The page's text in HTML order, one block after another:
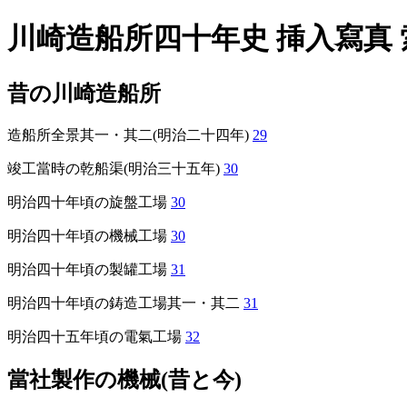
川崎造船所四十年史 挿入寫真
昔の川崎造船所
造船所全景其一・其二(明治二十四年) 29
竣工當時の乾船渠(明治三十五年) 30
明治四十年頃の旋盤工場 30
明治四十年頃の機械工場 30
明治四十年頃の製罐工場 31
明治四十年頃の鋳造工場其一・其二 31
明治四十五年頃の電氣工場 32
當社製作の機械(昔と今)